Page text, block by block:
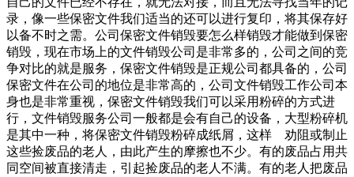
录，像一些保密文件我们适当的还可以进行复印，将其保存好
以备不时之需。公司保密文件销毁要怎么样销毁才能做到保密
销毁，现在市场上的文件销毁公司是非常多的，公司之间的竞
争对比的就是服务，保密文件销毁是正规公司都具备的，公司
保密文件在公司的地位是非常高的，公司文件销毁工作公司本
身也是非常重视，保密文件销毁我们可以采用粉碎的方式进
行，文件销毁服务公司一般都是会有自己的设备，大型粉碎机
是其中一种，将保密文件销毁粉碎成纸屑，这样 劝阻或制止
这些捡废品的老人，由此产生的摩擦也不少。有的废品占用共
同空间被直接清走，引起捡废品的老人不满。有的老人把废品